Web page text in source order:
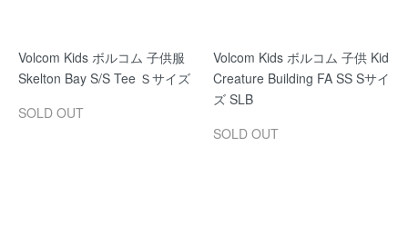
Volcom Kids ボルコム 子供服
Skelton Bay S/S Tee Ｓサイズ
SOLD OUT
Volcom Kids ボルコム 子供 Kid
Creature Building FA SS Sサイ
ズ SLB
SOLD OUT